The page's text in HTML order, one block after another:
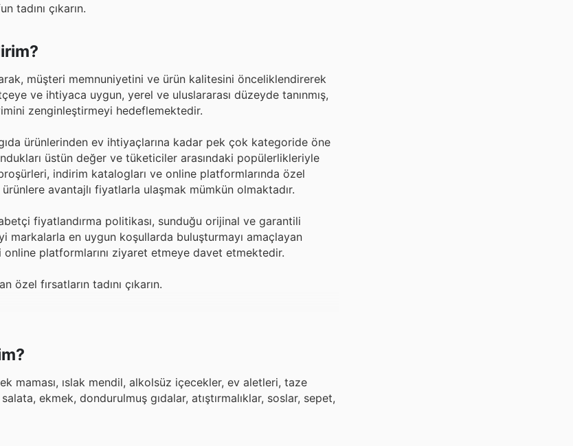
tadını çıkarın.
müşteri memnuniyetini ve ürün kalitesini önceliklendirerek
ve ihtiyaca uygun, yerel ve uluslararası düzeyde tanınmış,
zenginleştirmeyi hedeflemektedir.
ürünlerinden ev ihtiyaçlarına kadar pek çok kategoride öne
üstün değer ve tüketiciler arasındaki popülerlikleriyle
indirim katalogları ve online platformlarında özel
avantajlı fiyatlarla ulaşmak mümkün olmaktadır.
fiyatlandırma politikası, sunduğu orijinal ve garantili
markalarla en uygun koşullarda buluşturmayı amaçlayan
platformlarını ziyaret etmeye davet etmektedir.
fırsatların tadını çıkarın.
maması, ıslak mendil, alkolsüz içecekler, ev aletleri, taze
ekmek, dondurulmuş gıdalar, atıştırmalıklar, soslar, sepet,